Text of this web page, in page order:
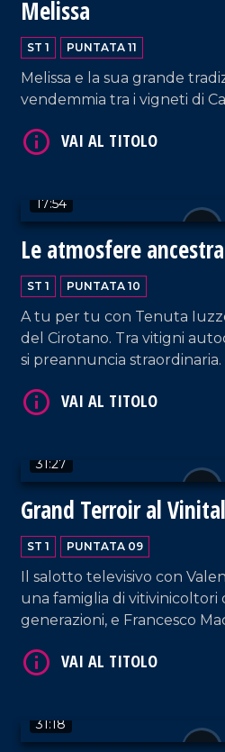
Melissa
ST 1 PUNTATA 11
Melissa e la sua grande
vendemmia tra i vigneti di
17:54
Le atmosfere
vendemmia e la
cantina
ST 1 PUNTATA 10
A tu per tu con Tenuta
del Cirotano. Tra vitigni
si preannuncia straordinaria.
31:27
Grand Terroir al
Sibari
ST 1 PUNTATA 09
Il salotto televisivo con
una famiglia di vitivinicoltori
generazioni, e Francesco
31:18